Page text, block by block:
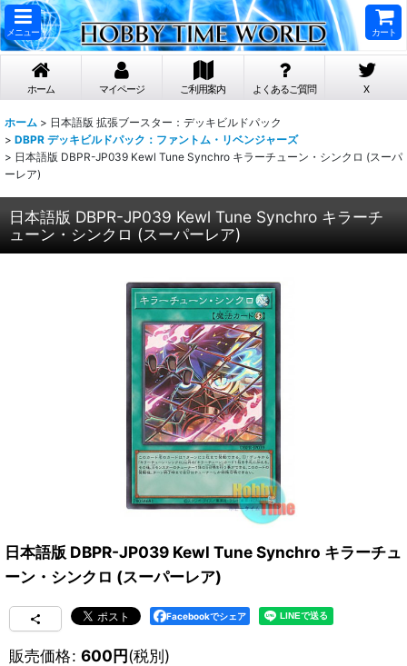
メニュー カート
ホーム マイページ ご利用案内 よくあるご質問 X
ホーム > 日本語版 拡張ブースター：デッキビルドパック
> DBPR デッキビルドパック：ファントム・リベンジャーズ
> 日本語版 DBPR-JP039 Kewl Tune Synchro キラーチューン・シンクロ (スーパ
ーレア)
日本語版 DBPR-JP039 Kewl Tune Synchro キラーチ
ューン・シンクロ (スーパーレア)
日本語版 DBPR-JP039 Kewl Tune Synchro キラーチュ
ーン・シンクロ (スーパーレア)
Facebookでシェア
販売価格: 600円(税別)